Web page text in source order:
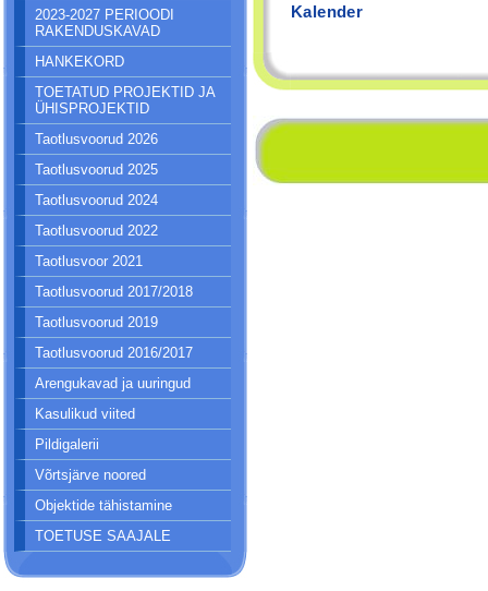
2023-2027 PERIOODI
RAKENDUSKAVAD
HANKEKORD
TOETATUD PROJEKTID JA
ÜHISPROJEKTID
Taotlusvoorud 2026
Taotlusvoorud 2025
Taotlusvoorud 2024
Taotlusvoorud 2022
Taotlusvoor 2021
Taotlusvoorud 2017/2018
Taotlusvoorud 2019
Taotlusvoorud 2016/2017
Arengukavad ja uuringud
Kasulikud viited
Pildigalerii
Võrtsjärve noored
Objektide tähistamine
TOETUSE SAAJALE
Kalender